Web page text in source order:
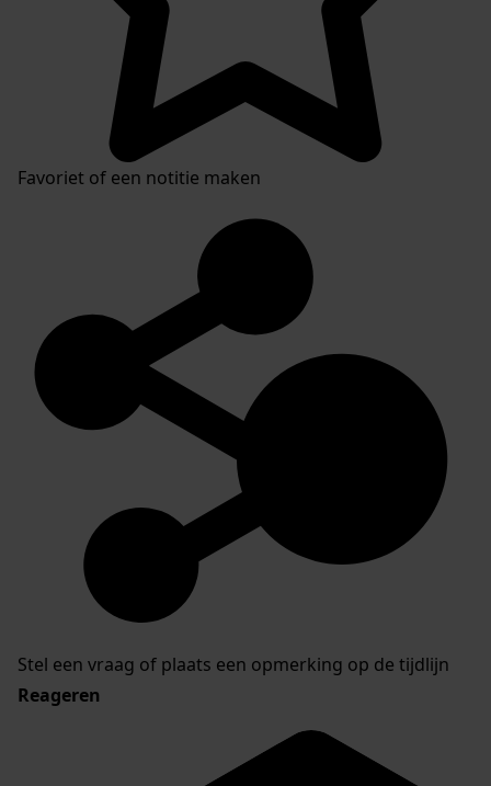
Favoriet of een notitie maken
Stel een vraag of plaats een opmerking op de tijdlijn
Reageren